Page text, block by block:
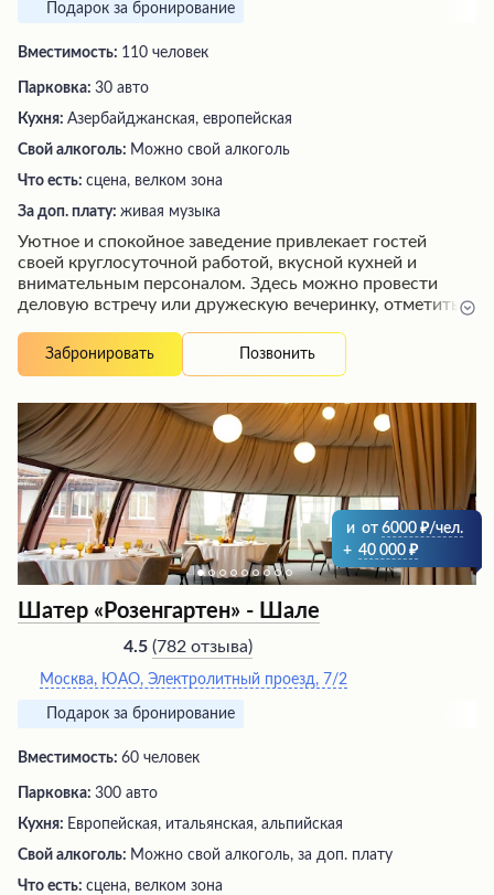
Подарок за бронирование
Вместимость: 110 человек
Парковка: 30 авто
Кухня: Азербайджанская, европейская
Свой алкоголь: Можно свой алкоголь
Что есть: сцена, велком зона
За доп. плату: живая музыка
Уютное и спокойное заведение привлекает гостей
своей круглосуточной работой, вкусной кухней и
внимательным персоналом. Здесь можно провести
деловую встречу или дружескую вечеринку, отметить
Гости отмечают душевную атмосферу, вкусные блюда и
профессиональные рекомендации менеджеров по
мероприятий. Атмосферу гостеприимства и
качественный сервис ценят как постоянные, так и
новые посетители.
Забронировать Позвонить
и от 6000
/чел.
+ 40 000
Шатер «Розенгартен» - Шале
4.5 (782 отзыва)
Москва, ЮАО, Электролитный проезд, 7/2
Подарок за бронирование
Вместимость: 60 человек
Парковка: 300 авто
Кухня: Европейская, итальянская, альпийская
Свой алкоголь: Можно свой алкоголь, за доп. плату
Что есть: сцена, велком зона